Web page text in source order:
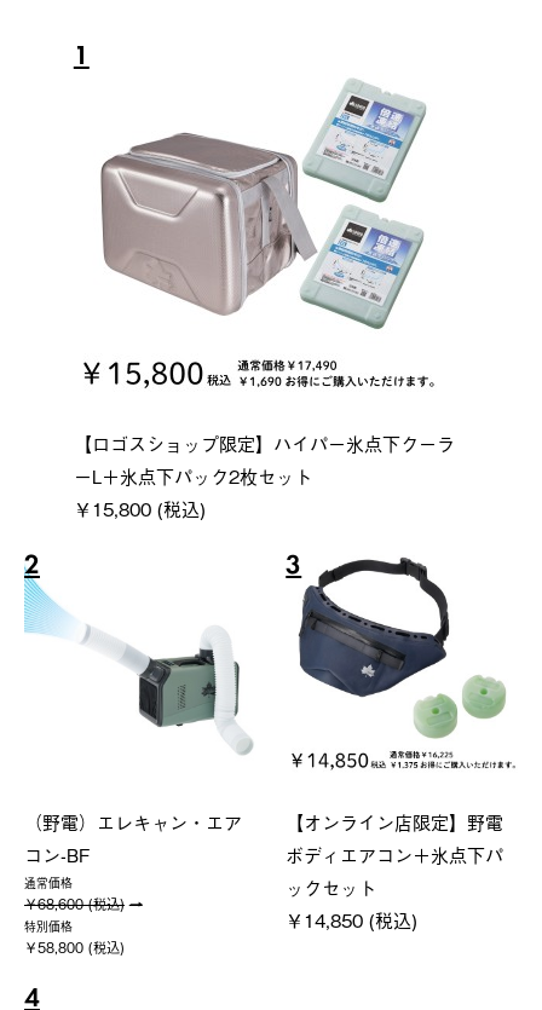
1
【ロゴスショップ限定】ハイパー氷点下クーラ
ーL＋氷点下パック2枚セット
￥15,800 (税込)
2
（野電）エレキャン・エア
コン-BF
通常価格
￥68,600 (税込)
特別価格
￥58,800 (税込)
3
【オンライン店限定】野電
ボディエアコン＋氷点下パ
ックセット
￥14,850 (税込)
4